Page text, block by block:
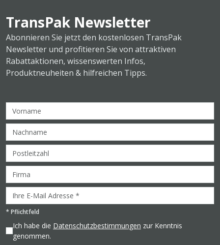
TransPak Newsletter
Abonnieren Sie jetzt den kostenlosen TransPak
Newsletter und profitieren Sie von attraktiven
Rabattaktionen, wissenswerten Infos,
Produktneuheiten & hilfreichen Tipps.
* Pflichtfeld
Ich habe die Datenschutzbestimmungen zur Kenntnis
genommen.